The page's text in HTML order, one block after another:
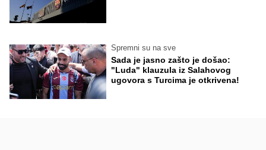
Spremni su na sve
Sada je jasno zašto je došao:
"Luda" klauzula iz Salahovog
ugovora s Turcima je otkrivena!